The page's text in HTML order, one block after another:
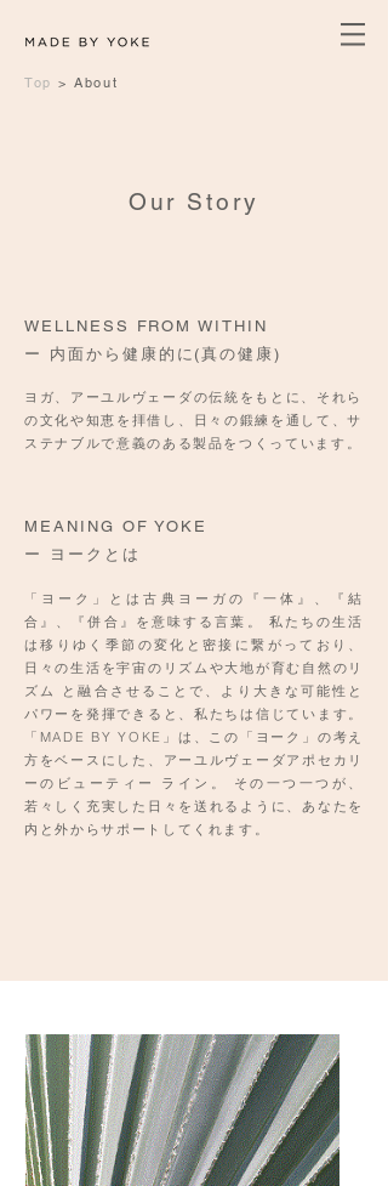
Top > About
Our Story
WELLNESS FROM WITHIN
ー 内面から健康的に(真の健康)
ヨガ、アーユルヴェーダの伝統をもとに、それら
の文化や知恵を拝借し、日々の鍛練を通して、サ
ステナブルで意義のある製品をつくっています。
MEANING OF YOKE
ー ヨークとは
「ヨーク」とは古典ヨーガの『一体』、『結
合』、『併合』を意味する言葉。 私たちの生活
は移りゆく季節の変化と密接に繋がっており、
日々の生活を宇宙のリズムや大地が育む自然のリ
ズム と融合させることで、より大きな可能性と
パワーを発揮できると、私たちは信じています。
「MADE BY YOKE」は、この「ヨーク」の考え
方をベースにした、アーユルヴェーダアポセカリ
ーのビューティー ライン。 その一つ一つが、
若々しく充実した日々を送れるように、あなたを
内と外からサポートしてくれます。